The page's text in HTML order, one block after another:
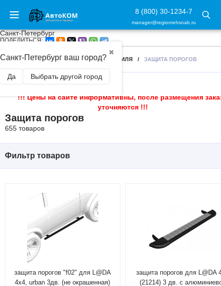
8 (800) 30-1234-7
manager@regiontehsnab.ru
Санкт-Петербург
✖
Санкт-Петербург ваш город?
Да Выбрать другой город
ПОДЕЛИТЬСЯ:
ГЛАВНАЯ / ЗАЩИТА ЧАСТЕЙ АВТОМОБИЛЯ / ЗАЩИТА ПОРОГОВ
!!! Цены на сайте информативны, после размещения
уточняются !!!
Защита порогов
655 товаров
Фильтр товаров
защита порогов "f02" для L@DA
4x4, urban 3дв. (не окрашенная)
защита порогов для L@DA
(21214) 3 дв. с